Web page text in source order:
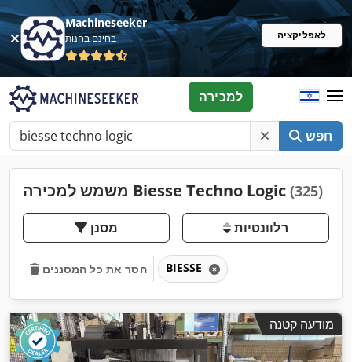
Machineseeker
בחינם בחנות לאפליקציה
חפש
למכירה
משמש למכירה Biesse Techno Logic (325)
מסנן רלוונטיות
הסר את כל המסננים BIESSE
מודעה קטנה